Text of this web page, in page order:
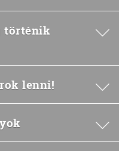
történik
lenni!